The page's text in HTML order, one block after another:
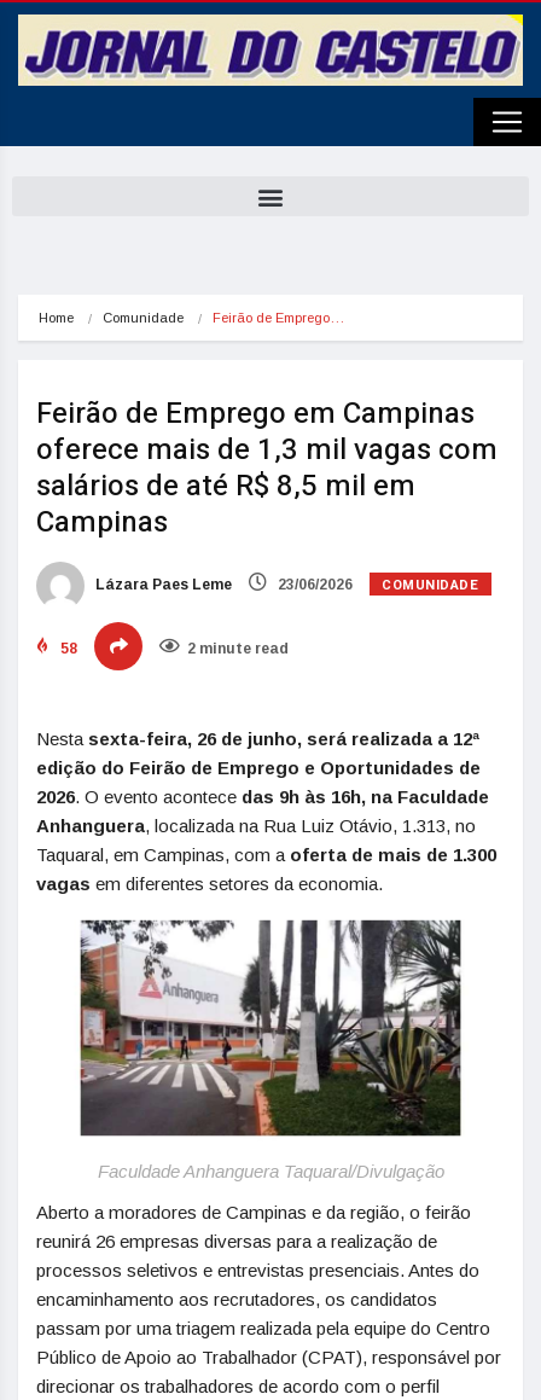
Home Comunidade Feirão de Emprego…
Feirão de Emprego em Campinas
oferece mais de 1,3 mil vagas com
salários de até R$ 8,5 mil em
Campinas
Lázara Paes Leme 23/06/2026 COMUNIDADE
58 2 minute read
Nesta sexta-feira, 26 de junho, será realizada a 12ª
edição do Feirão de Emprego e Oportunidades de
2026. O evento acontece das 9h às 16h, na Faculdade
Anhanguera, localizada na Rua Luiz Otávio, 1.313, no
Taquaral, em Campinas, com a oferta de mais de 1.300
vagas em diferentes setores da economia.
Faculdade Anhanguera Taquaral/Divulgação
Aberto a moradores de Campinas e da região, o feirão
reunirá 26 empresas diversas para a realização de
processos seletivos e entrevistas presenciais. Antes do
encaminhamento aos recrutadores, os candidatos
passam por uma triagem realizada pela equipe do Centro
Público de Apoio ao Trabalhador (CPAT), responsável por
direcionar os trabalhadores de acordo com o perfil